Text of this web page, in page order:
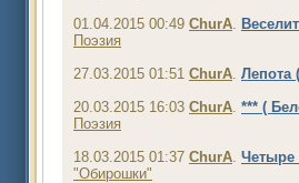
01.04.2015 00:49 ChurA.
Поэзия
27.03.2015 01:51 ChurA. Лепота
20.03.2015 16:03 ChurA. *** (
Поэзия
18.03.2015 01:37 ChurA. Четыре
"Обирошки"